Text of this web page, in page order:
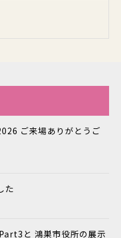
ご来場ありがとうご
た
と 鴻巣市役所の展示